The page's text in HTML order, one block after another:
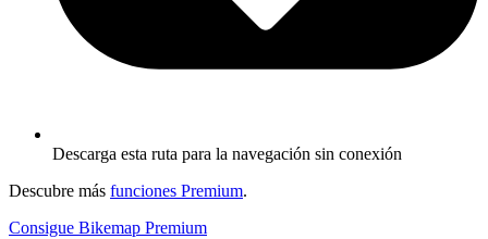
Descarga esta ruta para la navegación sin conexión
Descubre más funciones Premium.
Consigue Bikemap Premium